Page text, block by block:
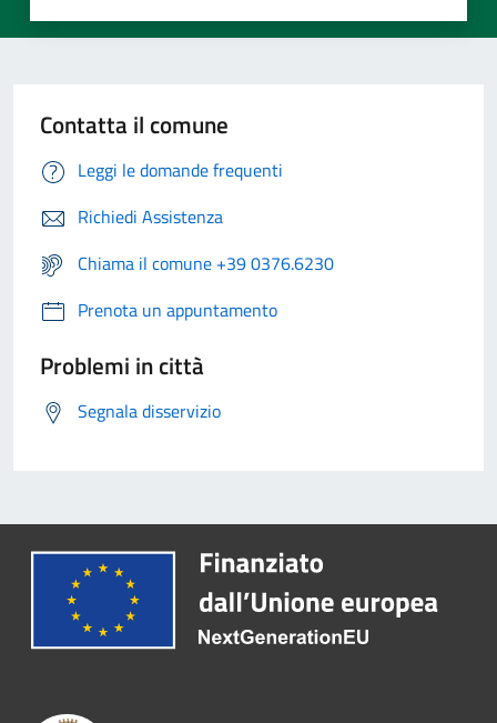
Contatta il comune
Leggi le domande frequenti
Richiedi Assistenza
Chiama il comune +39 0376.6230
Prenota un appuntamento
Problemi in città
Segnala disservizio